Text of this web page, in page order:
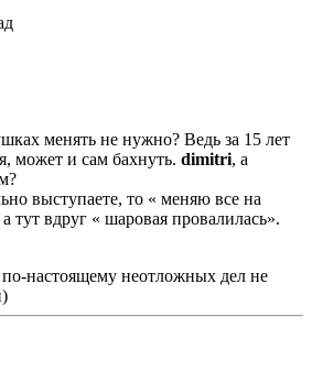
менять не нужно? Ведь за 15 лет
может и сам бахнуть. dimitri, а
выступаете, то « меняю все на
тут вдруг « шаровая провалилась».
по-настоящему неотложных дел не